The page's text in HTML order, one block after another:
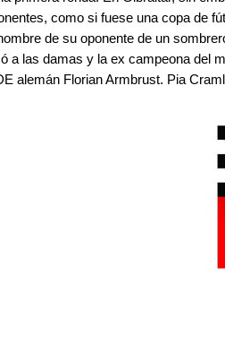
como si fuese una copa de
de su oponente de un
a las damas y la ex campeona del
alemán Florian Armbrust. Pia